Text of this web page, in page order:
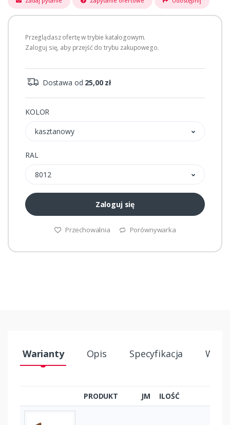
Przeglądasz ofertę w trybie katalogowym.
Zaloguj się, aby przejść do trybu zakupowego.
Dostawa od 25,00 zł
KOLOR
kasztanowy
RAL
8012
Zaloguj się
Przechowalnia Porównywarka
Warianty Opis Specyfikacja
PRODUKT JM ILOŚĆ